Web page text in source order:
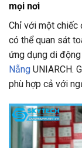
mọi nơi
Chỉ với một chiếc
có thể quan sát
ứng dụng di
Nẵng UNIARCH.
phù hợp cả với